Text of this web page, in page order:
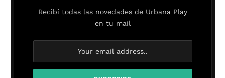
Recibí todas las novedades de Urbana Play
en tu mail